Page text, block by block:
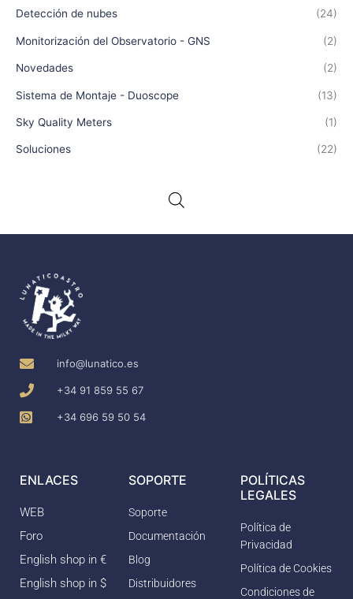
Detección de nubes (24)
Monitorización del Observatorio - GNS (2)
Novedades (2)
Sistema de Montaje - Duoscope (13)
Sky Quality Meters (1)
Soluciones (22)
info@lunatico.es
+34 91 859 55 67
+34 696 59 50 54
ENLACES
WEB
Foro
English shop in €
English shop in $
SOPORTE
Soporte
Documentación
Blog
Distribuidores
POLÍTICAS
LEGALES
Política de
Privacidad
Política de Cookies
Condiciones de